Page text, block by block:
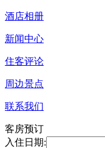
酒店相册
新闻中心
住客评论
周边景点
联系我们
客房预订
入住日期: